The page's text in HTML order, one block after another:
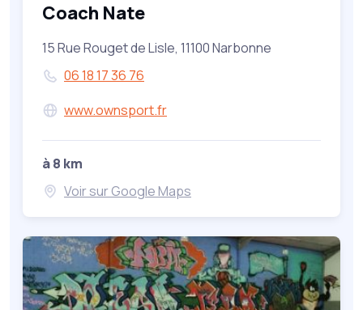
Coach Nate
15 Rue Rouget de Lisle, 11100 Narbonne
06 18 17 36 76
www.ownsport.fr
à 8 km
Voir sur Google Maps